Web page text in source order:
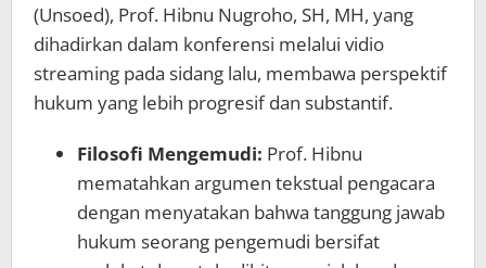
(Unsoed), Prof. Hibnu Nugroho, SH, MH, yang
dihadirkan dalam konferensi melalui vidio
streaming pada sidang lalu, membawa perspektif
hukum yang lebih progresif dan substantif.
Filosofi Mengemudi: Prof. Hibnu
mematahkan argumen tekstual pengacara
dengan menyatakan bahwa tanggung jawab
hukum seorang pengemudi bersifat